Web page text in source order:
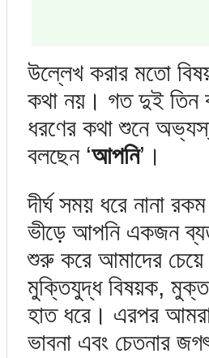
উল্লেখ করার মতো
কথা নয়। গত দুই তিন
ধরণের কথা শুনে
বলছেন ‘আপনি’।
দীর্ঘ সময় ধরে নানা
ভীড়ে আপনি একজন
শুরু করে আমাদের
মুক্তিযুদ্ধ বিষয়ক,
হাত ধরে। এরপর
ভাবনা এবং চেতনার